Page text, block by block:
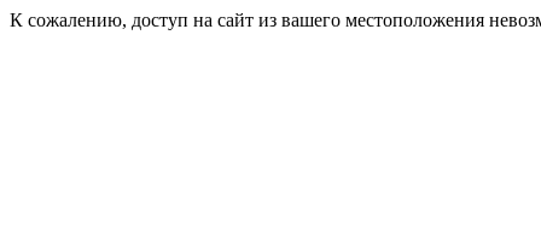
К сожалению, доступ на сайт из вашего местоположения